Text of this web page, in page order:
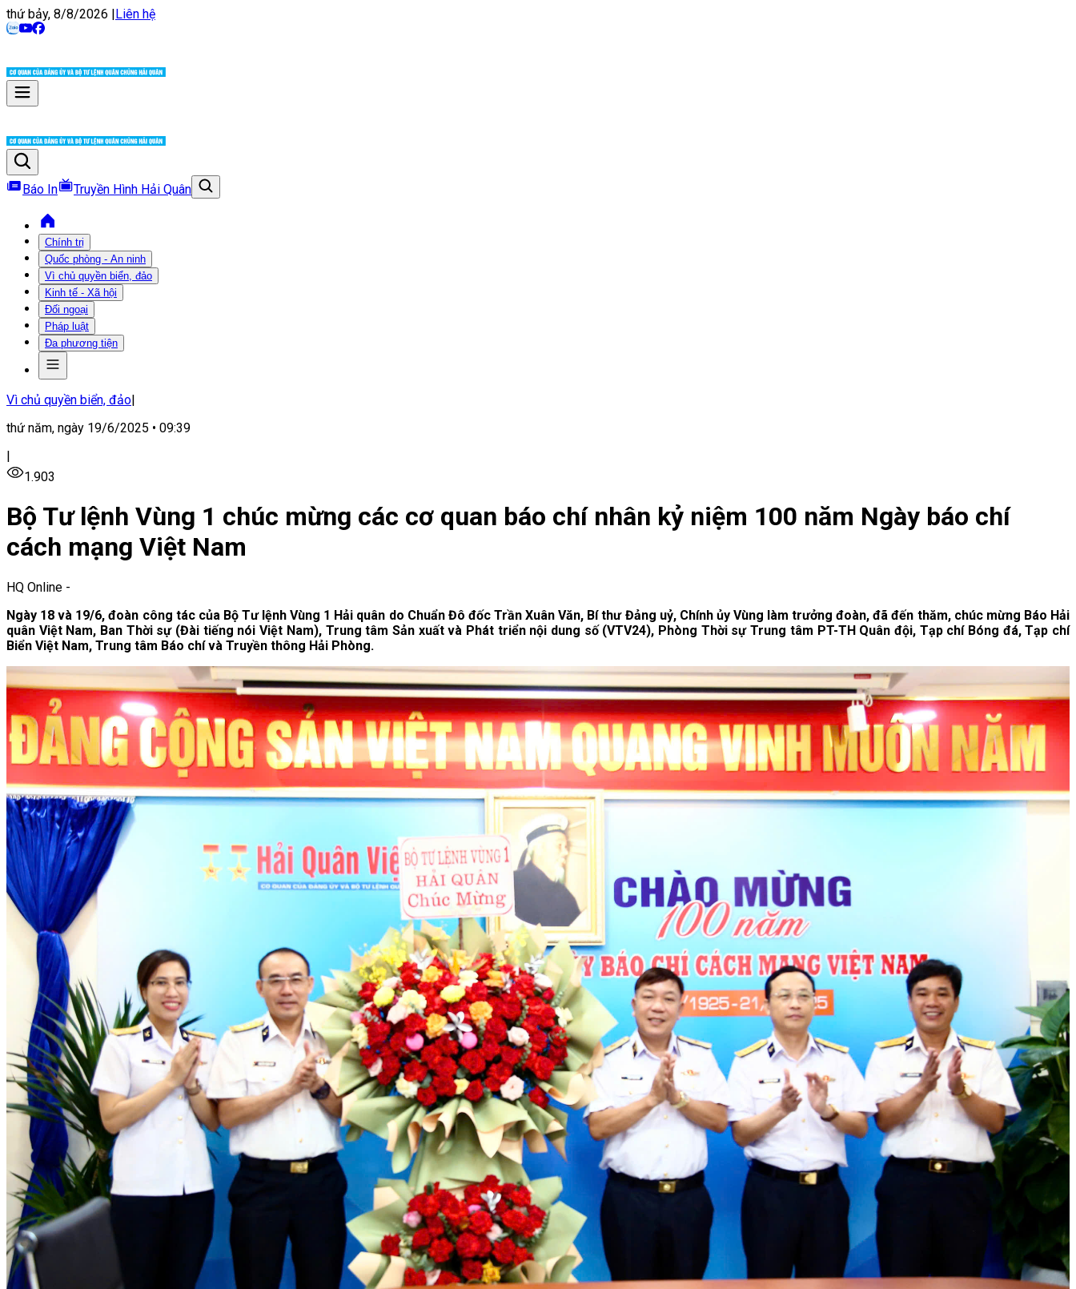
thứ bảy, 8/8/2026 |Liên hệ
Báo In Truyền Hình Hải Quân
Chính trị
Quốc phòng - An ninh
Vì chủ quyền biển, đảo
Kinh tế - Xã hội
Đối ngoại
Pháp luật
Đa phương tiện
Vì chủ quyền biển, đảo|
thứ năm, ngày 19/6/2025 • 09:39
|
1.903
Bộ Tư lệnh Vùng 1 chúc mừng các cơ quan báo chí nhân kỷ niệm 100 năm Ngày báo chí
cách mạng Việt Nam
HQ Online -
Ngày 18 và 19/6, đoàn công tác của Bộ Tư lệnh Vùng 1 Hải quân do Chuẩn Đô đốc Trần Xuân Văn, Bí thư Đảng uỷ, Chính ủy Vùng làm trưởng đoàn, đã đến thăm, chúc mừng Báo Hải
quân Việt Nam, Ban Thời sự (Đài tiếng nói Việt Nam), Trung tâm Sản xuất và Phát triển nội dung số (VTV24), Phòng Thời sự Trung tâm PT-TH Quân đội, Tạp chí Bóng đá, Tạp chí
Biển Việt Nam, Trung tâm Báo chí và Truyền thông Hải Phòng.